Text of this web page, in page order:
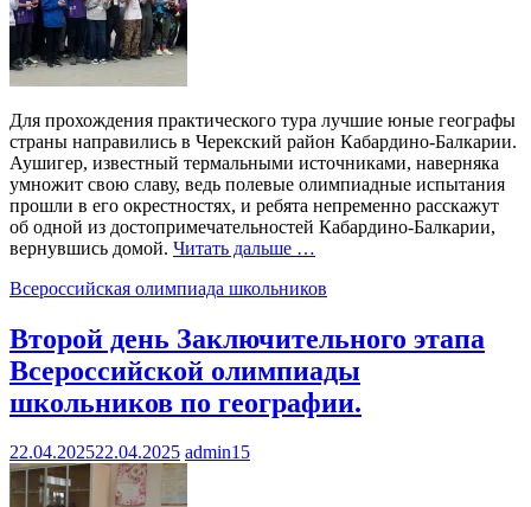
Для прохождения практического тура лучшие юные географы
страны направились в Черекский район Кабардино-Балкарии.
Аушигер, известный термальными источниками, наверняка
умножит свою славу, ведь полевые олимпиадные испытания
прошли в его окрестностях, и ребята непременно расскажут
об одной из достопримечательностей Кабардино-Балкарии,
вернувшись домой. Читать дальше …
Всероссийская олимпиада школьников
Второй день Заключительного этапа
Всероссийской олимпиады
школьников по географии.
22.04.202522.04.2025 admin15